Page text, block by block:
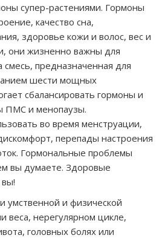
супер-растениями. Гормоны
качество сна,
здоровье кожи и волос, вес и
они жизненно важны для
предназначенная для
шести мощных
сбалансировать гормоны и
ПМС и менопаузы.
во время менструации,
перепады настроения
Гормональные проблемы
вы думаете. Здоровые
умственной и физической
веса, нерегулярном цикле,
головных болях или